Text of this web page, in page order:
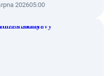
202605:00